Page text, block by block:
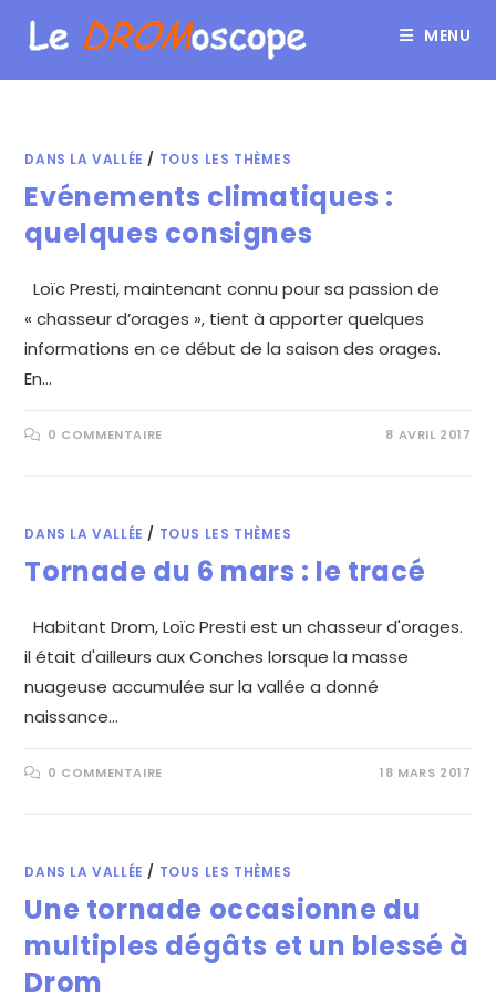
MENU
DANS LA VALLÉE / TOUS LES THÈMES
Evénements climatiques :
quelques consignes
Loïc Presti, maintenant connu pour sa passion de
« chasseur d’orages », tient à apporter quelques
informations en ce début de la saison des orages.
En…
0 COMMENTAIRE 8 AVRIL 2017
DANS LA VALLÉE / TOUS LES THÈMES
Tornade du 6 mars : le tracé
Habitant Drom, Loïc Presti est un chasseur d'orages.
il était d'ailleurs aux Conches lorsque la masse
nuageuse accumulée sur la vallée a donné
naissance…
0 COMMENTAIRE 18 MARS 2017
DANS LA VALLÉE / TOUS LES THÈMES
Une tornade occasionne du
multiples dégâts et un blessé à
Drom